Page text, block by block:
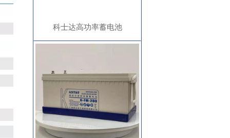
科士达高功率蓄电池